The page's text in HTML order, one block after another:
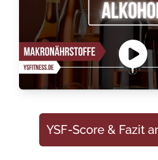
YSF-Score & Fazit